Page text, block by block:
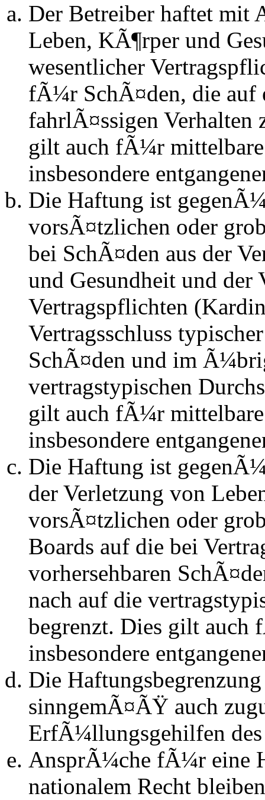
Der Betreiber haftet mit
Leben, KÃ¶rper und
wesentlicher
fÃ¼r SchÃ¤den, die auf
fahrlÃ¤ssigen
gilt auch fÃ¼r
insbesondere
Die Haftung ist
vorsÃ¤tzlichen oder
bei SchÃ¤den aus der
und Gesundheit und der
Vertragspflichten
Vertragsschluss
SchÃ¤den und im
vertragstypischen
gilt auch fÃ¼r
insbesondere
Die Haftung ist
der Verletzung von
vorsÃ¤tzlichen oder
Boards auf die bei
vorhersehbaren
nach auf die
begrenzt. Dies gilt auch
insbesondere
Die
sinngemÃ¤ÃŸ auch
ErfÃ¼llungsgehilfen des
AnsprÃ¼che fÃ¼r eine
nationalem Recht